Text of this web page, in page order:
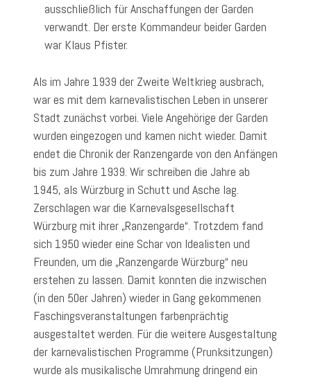
ausschließlich für Anschaffungen der Garden
verwandt. Der erste Kommandeur beider Garden
war Klaus Pfister.
Als im Jahre 1939 der Zweite Weltkrieg ausbrach,
war es mit dem karnevalistischen Leben in unserer
Stadt zunächst vorbei. Viele Angehörige der Garden
wurden eingezogen und kamen nicht wieder. Damit
endet die Chronik der Ranzengarde von den Anfängen
bis zum Jahre 1939. Wir schreiben die Jahre ab
1945, als Würzburg in Schutt und Asche lag.
Zerschlagen war die Karnevalsgesellschaft
Würzburg mit ihrer „Ranzengarde“. Trotzdem fand
sich 1950 wieder eine Schar von Idealisten und
Freunden, um die „Ranzengarde Würzburg“ neu
erstehen zu lassen. Damit konnten die inzwischen
(in den 50er Jahren) wieder in Gang gekommenen
Faschingsveranstaltungen farbenprächtig
ausgestaltet werden. Für die weitere Ausgestaltung
der karnevalistischen Programme (Prunksitzungen)
wurde als musikalische Umrahmung dringend ein